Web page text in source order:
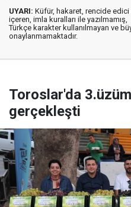
UYARI: Küfür, hakaret, rencide edici
içeren, imla kuralları ile yazılmamış,
Türkçe karakter kullanılmayan ve
onaylanmamaktadır.
Toroslar'da
gerçekleşti